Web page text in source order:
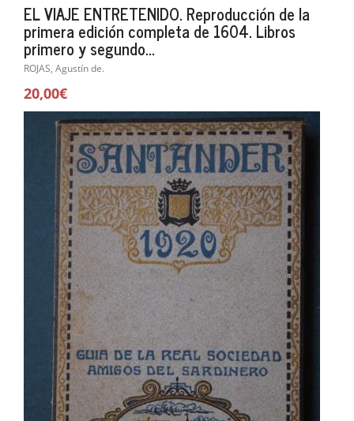
EL VIAJE ENTRETENIDO. Reproducción de la
primera edición completa de 1604. Libros
primero y segundo...
ROJAS, Agustín de.
20,00€